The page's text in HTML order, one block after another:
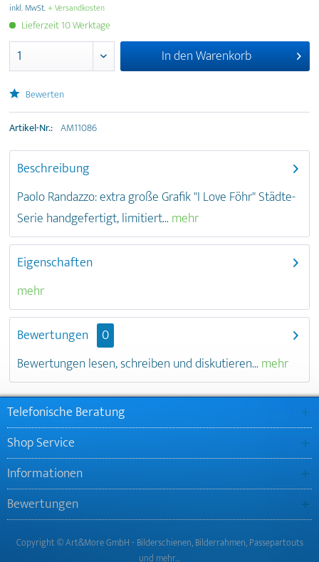
inkl. MwSt.+ Versandkosten
Lieferzeit 10 Werktage
In denWarenkorb
Bewerten
Artikel-Nr.: AM11086
Beschreibung
Paolo Randazzo: extra große Grafik "I Love Föhr" Städte-
Serie handgefertigt, limitiert... mehr
Eigenschaften
mehr
Bewertungen
0
Bewertungen lesen, schreiben und diskutieren... mehr
Telefonische Beratung
Shop Service
Informationen
Bewertungen
Copyright © Art&More GmbH - Bilderschienen, Bilderrahmen, Passepartouts
und mehr…